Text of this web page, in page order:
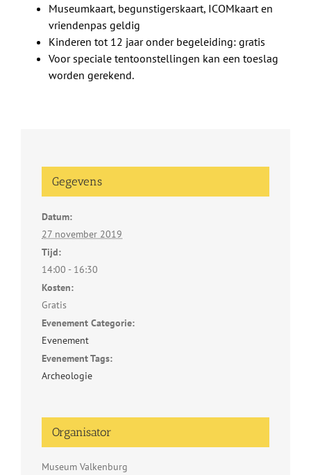
Museumkaart, begunstigerskaart, ICOMkaart en
vriendenpas geldig
Kinderen tot 12 jaar onder begeleiding: gratis
Voor speciale tentoonstellingen kan een toeslag
worden gerekend.
Gegevens
Datum:
27 november 2019
Tijd:
14:00 - 16:30
Kosten:
Gratis
Evenement Categorie:
Evenement
Evenement Tags:
Archeologie
Organisator
Museum Valkenburg